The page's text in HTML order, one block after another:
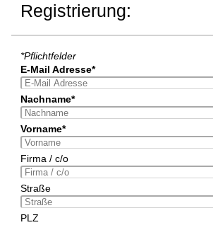
Registrierung:
*Pflichtfelder
E-Mail Adresse*
Nachname*
Vorname*
Firma / c/o
Straße
PLZ